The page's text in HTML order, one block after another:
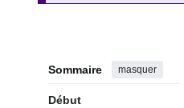
Sommaire masquer
Début